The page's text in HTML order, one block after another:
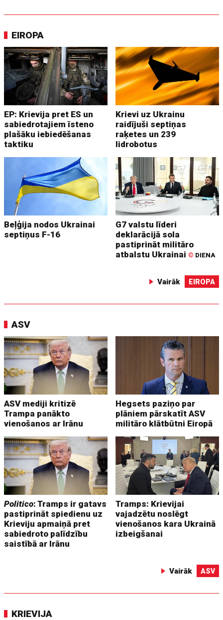
EIROPA
EP: Krievija pret ES un
sabiedrotajiem īsteno
plašāku iebiedēšanas
taktiku
Krievi uz Ukrainu
raidījuši septiņas
raķetes un 239
lidrobotus
Beļģija nodos Ukrainai
septiņus F-16
G7 valstu līderi
deklarācijā sola
pastiprināt militāro
atbalstu Ukrainai © DIENA
Vairāk EIROPA
ASV
ASV mediji kritizē
Trampa panākto
vienošanos ar Irānu
Hegsets paziņo par
plāniem pārskatīt ASV
militāro klātbūtni Eiropā
Politico: Tramps ir gatavs
pastiprināt spiedienu uz
Krieviju apmaiņā pret
sabiedroto palīdzību
saistībā ar Irānu
Tramps: Krievijai
vajadzētu noslēgt
vienošanos kara Ukrainā
izbeigšanai
Vairāk ASV
KRIEVIJA